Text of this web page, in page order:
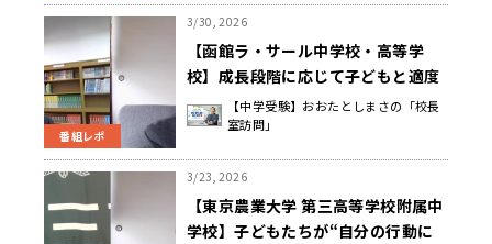
番組レポ
3/30, 2026
【函館ラ・サール中学校・高等学
校】成長段階に応じて子どもと適度
な距離を保ちながら見守ることで、
親もまた成長できる 齋藤 瑞木 校長
【中学受験】おおたとしまさの「校長
室訪問」
3/23, 2026
【東京農業大学 第三高等学校附属中
学校】子どもたちが“自分の行動に